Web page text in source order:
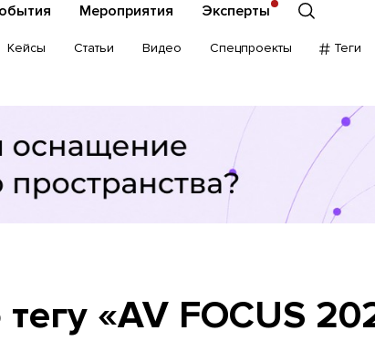
Мероприятия Эксперты
Кейсы Статьи Видео Спецпроекты Теги
«AV FOCUS